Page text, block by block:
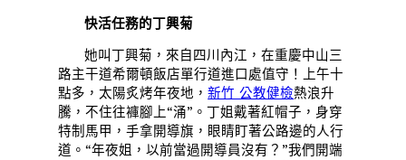
快活任務的丁興菊
她叫丁興菊，來自四川內江，在重慶中山三
路主干道希爾頓飯店單行道進口處值守！上午十
點多，太陽炙烤年夜地，新竹 公教健檢熱浪升
騰，不住往褲腳上“涌”。丁姐戴著紅帽子，身穿
特制馬甲，手拿開導旗，眼睛盯著公路邊的人行
道。“年夜姐，以前當過開導員沒有？”我們開端